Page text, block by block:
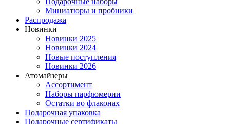
Миниатюры и пробники
Распродажа
Новинки
Новинки 2025
Новинки 2024
Новые поступления
Новинки 2026
Атомайзеры
Ассортимент
Наборы парфюмерии
Остатки во флаконах
Подарочная упаковка
Подарочные сертификаты